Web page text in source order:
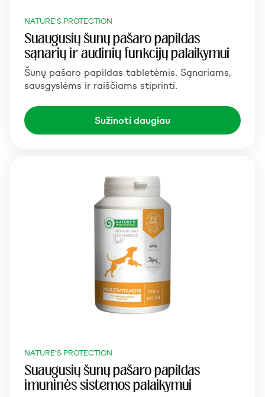
NATURE'S PROTECTION
Suaugusių šunų pašaro papildas
sąnarių ir audinių funkcijų palaikymui
Šunų pašaro papildas tabletėmis. Sąnariams,
sausgyslėms ir raiščiams stiprinti.
Sužinoti daugiau
NATURE'S PROTECTION
Suaugusių šunų pašaro papildas
imuninės sistemos palaikymui